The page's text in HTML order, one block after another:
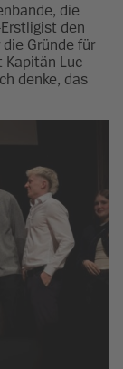
die
den
Gründe für
Kapitän Luc
denke, das